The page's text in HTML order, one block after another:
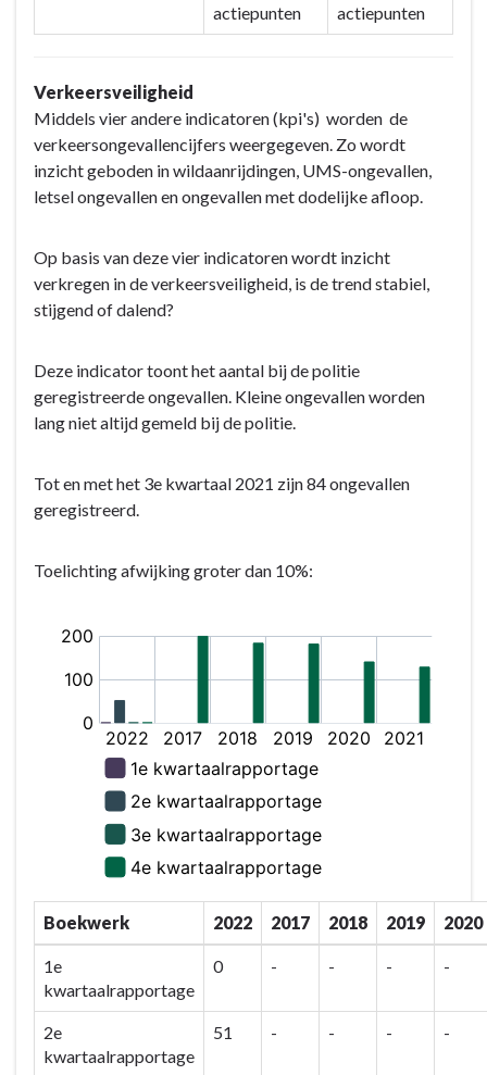
actiepunten
actiepunten
Verkeersveiligheid
Middels vier andere indicatoren (kpi's) worden de
verkeersongevallencijfers weergegeven. Zo wordt
inzicht geboden in wildaanrijdingen, UMS-ongevallen,
letsel ongevallen en ongevallen met dodelijke afloop.
Op basis van deze vier indicatoren wordt inzicht
verkregen in de verkeersveiligheid, is de trend stabiel,
stijgend of dalend?
Deze indicator toont het aantal bij de politie
geregistreerde ongevallen. Kleine ongevallen worden
lang niet altijd gemeld bij de politie.
Tot en met het 3e kwartaal 2021 zijn 84 ongevallen
geregistreerd.
Toelichting afwijking groter dan 10%:
Boekwerk 2022 2017 2018 2019 2020
1e
kwartaalrapportage
0 - - - -
2e
kwartaalrapportage
51 - - - -